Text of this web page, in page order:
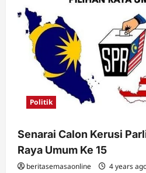
Politik
Senarai Calon Kerusi
Raya Umum Ke 15
beritasemasaonline 4 years